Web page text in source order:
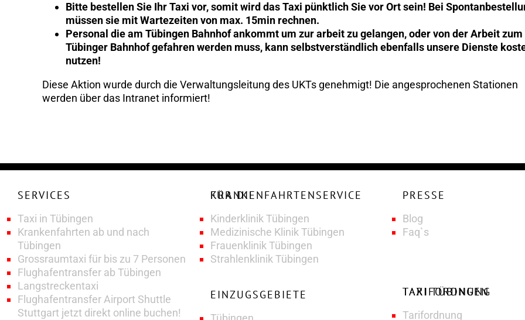
Bitte bestellen Sie Ihr Taxi vor, somit wird das Taxi pünktlich Sie vor Ort sein! Bei
müssen sie mit Wartezeiten von max. 15min rechnen.
Personal die am Tübingen Bahnhof ankommt um zur arbeit zu gelangen, oder von der Arbeit zum
Tübinger Bahnhof gefahren werden muss, kann selbstverständlich ebenfalls unsere Dienste
nutzen!
Diese Aktion wurde durch die Verwaltungsleitung des UKTs genehmigt! Die angesprochenen Stationen
werden über das Intranet informiert!
SERVICES
Taxi in Tübingen
Krankenfahrten ab und nach
Tübingen
Grossraumtaxi für bis zu 7 Personen
Flughafentransfer ab Tübingen
Langstreckentaxi
Flughafentransfer Airport Shuttle
Stuttgart jetzt direkt online buchen!
KRANKENFAHRTENSERVICE FÜR DIE
Kinderklinik Tübingen
Medizinische Klinik Tübingen
Frauenklinik Tübingen
Strahlenklinik Tübingen
EINZUGSGEBIETE
PRESSE
Blog
Faq`s
TAXI TÜBINGEN TARIFORDNUNG
Tarifordnung